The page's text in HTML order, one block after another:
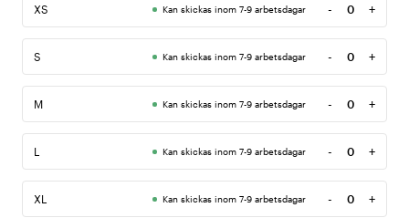
XS Kan skickas inom 7-9 arbetsdagar -
Antal
+
S Kan skickas inom 7-9 arbetsdagar -
Antal
+
M Kan skickas inom 7-9 arbetsdagar -
Antal
+
L Kan skickas inom 7-9 arbetsdagar -
Antal
+
XL Kan skickas inom 7-9 arbetsdagar -
Antal
+